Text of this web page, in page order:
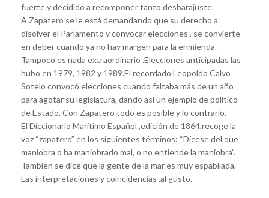
fuerte y decidido a recomponer tanto desbarajuste.
A Zapatero se le está demandando que su derecho a
disolver el Parlamento y convocar elecciones , se convierte
en deber cuando ya no hay margen para la enmienda.
Tampoco es nada extraordinario .Elecciones anticipadas las
hubo en 1979, 1982 y 1989.El recordado Leopoldo Calvo
Sotelo convocó elecciones cuando faltaba más de un año
para agotar su legislatura, dando así un ejemplo de político
de Estado. Con Zapatero todo es posible y lo contrario.
El Diccionario Marítimo Español ,edición de 1864,recoge la
voz “zapatero” en los siguientes términos: “Dícese del que
maniobra o ha maniobrado mal, o no entiende la maniobra”.
Tambien se dice que la gente de la mar es muy espabilada.
Las interpretaciones y coincidencias ,al gusto.